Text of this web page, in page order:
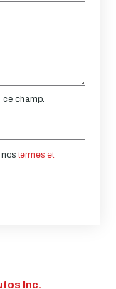
ce champ.
nostermes et
Inc.